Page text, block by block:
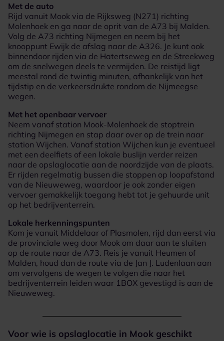
Met de auto
Rijd vanuit Mook via de Rijksweg (N271) richting
Molenhoek en ga naar de oprit van de A73 bij Malden.
Volg de A73 richting Nijmegen en neem bij het
knooppunt Ewijk de afslag naar de A326. Je kunt ook
binnendoor rijden via de Hatertseweg en de Streekweg
om de snelwegen deels te vermijden. De reistijd ligt
meestal rond de twintig minuten, afhankelijk van het
tijdstip en de verkeersdrukte rondom de Nijmeegse
wegen.
Met het openbaar vervoer
Neem vanaf station Mook-Molenhoek de stoptrein
richting Nijmegen en stap daar over op de trein naar
station Wijchen. Vanaf station Wijchen kun je eventueel
met een deelfiets of een lokale buslijn verder reizen
naar de opslaglocatie aan de noordzijde van de plaats.
Er rijden regelmatig bussen die stoppen op loopafstand
van de Nieuweweg, waardoor je ook zonder eigen
vervoer gemakkelijk toegang hebt tot je gehuurde unit
op het bedrijventerrein.
Lokale herkenningspunten
Kom je vanuit Middelaar of Plasmolen, rijd dan eerst via
de provinciale weg door Mook om daar aan te sluiten
op de route naar de A73. Reis je vanuit Heumen of
Malden, houd dan de route via de Jan J. Ludenlaan aan
om vervolgens de wegen te volgen die naar het
bedrijventerrein leiden waar 1BOX gevestigd is aan de
Nieuweweg.
Voor wie is opslaglocatie in Mook geschikt